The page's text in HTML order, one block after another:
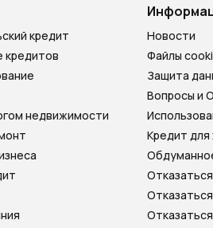
кредит
кредитов
недвижимости
Новости
Файлы
Защита
Вопросы и
Кредит